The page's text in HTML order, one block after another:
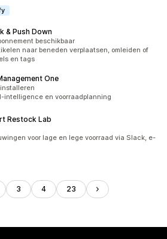
& Push Down
beschikbaar
naar beneden verplaatsen, omleiden of
en tags
One
intelligence en voorraadplanning
Restock Lab
voor lage en lege voorraad via Slack, e-
3 4 23